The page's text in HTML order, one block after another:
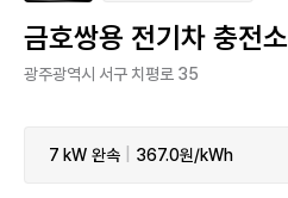
금호쌍용 전기차 충전소
광주광역시 서구 치평로 35
7 kW 완속 367.0원/kWh